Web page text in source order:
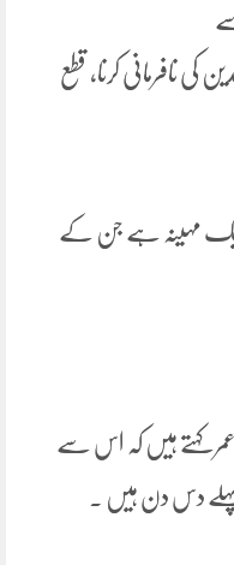
کی نافرمانی کرنا، قطع
مہینہ ہے جن کے
کہتے ہیں کہ اس سے
پہلے دس دن ہیں ۔